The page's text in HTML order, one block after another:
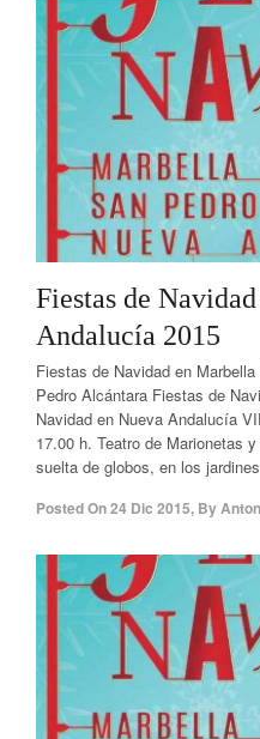
Fiestas de
Andalucía 2015
Fiestas de Navidad en
Pedro Alcántara Fiestas de
Navidad en Nueva Andalucía
17.00 h. Teatro de Marionetas
suelta de globos, en los
Posted On24 Dic 2015, By